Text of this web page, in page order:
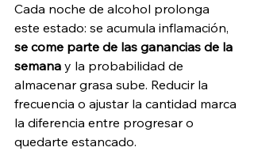
Cada noche de alcohol prolonga
este estado: se acumula inflamación,
se come parte de las ganancias de la
semana y la probabilidad de
almacenar grasa sube. Reducir la
frecuencia o ajustar la cantidad marca
la diferencia entre progresar o
quedarte estancado.